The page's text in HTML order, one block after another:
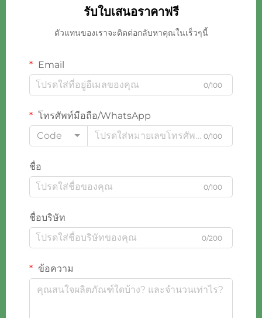
รับใบเสนอราคาฟรี
ตัวแทนของเราจะติดต่อกลับหาคุณในเร็วๆนี้
Email
0/100
โทรศัพท์มือถือ/WhatsApp
Code
0/100
ชื่อ
0/100
ชื่อบริษัท
0/200
ข้อความ